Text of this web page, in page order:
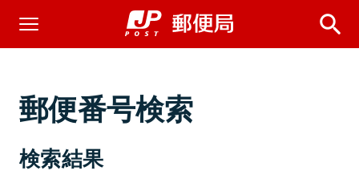
郵便番号検索
検索結果